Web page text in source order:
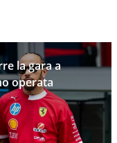
la gara a
operata